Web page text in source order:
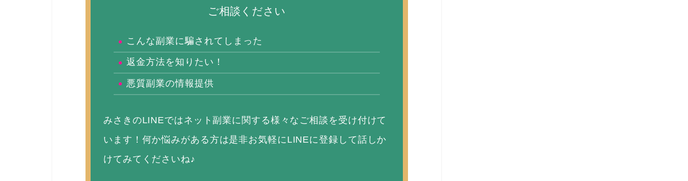
ご相談ください
こんな副業に騙されてしまった
返金方法を知りたい！
悪質副業の情報提供
みさきのLINEではネット副業に関する様々なご相談を受け付けて
います！何か悩みがある方は是非お気軽にLINEに登録して話しか
けてみてくださいね♪